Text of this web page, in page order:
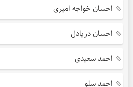
احسان خواجه امیری
احسان دریادل
احمد سعیدی
احمد سلو